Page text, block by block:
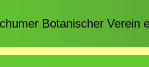
Botanischer Verein